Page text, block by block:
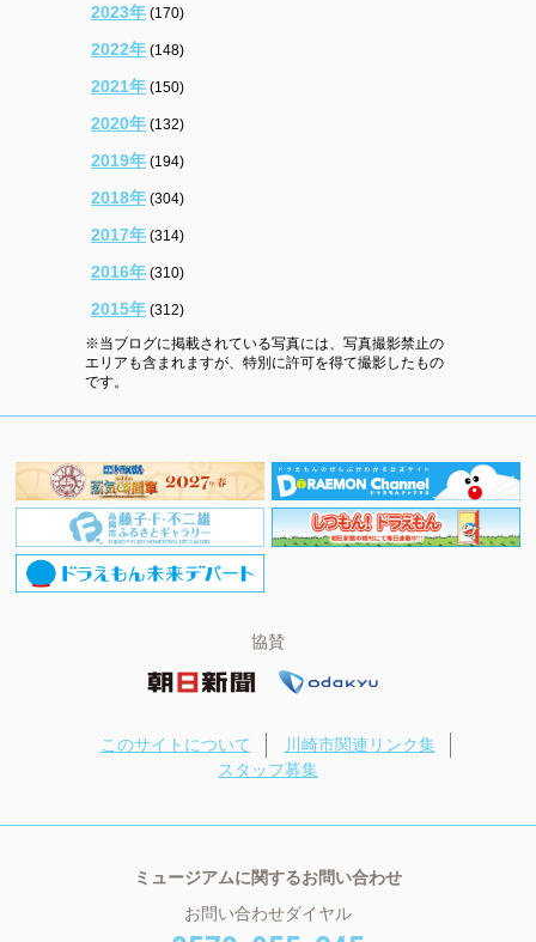
2023年 (170)
2022年 (148)
2021年 (150)
2020年 (132)
2019年 (194)
2018年 (304)
2017年 (314)
2016年 (310)
2015年 (312)
※当ブログに掲載されている写真には、写真撮影禁止の
エリアも含まれますが、特別に許可を得て撮影したもの
です。
協賛
このサイトについて
川崎市関連リンク集
スタッフ募集
ミュージアムに関するお問い合わせ
お問い合わせダイヤル